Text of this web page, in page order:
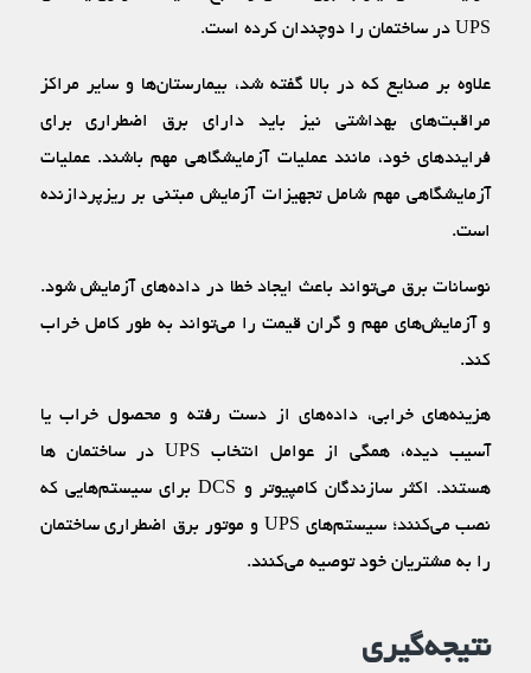
UPS در ساختمان را دوچندان کرده است.
علاوه بر صنایع که در بالا گفته شد، بیمارستان‌ها و سایر مراکز
مراقبت‌های بهداشتی نیز باید دارای برق اضطراری برای
فرایند‌های خود، مانند عملیات آزمایشگاهی مهم باشند. عملیات
آزمایشگاهی مهم شامل تجهیزات آزمایش مبتنی بر ریزپردازنده
است.
نوسانات برق می‌تواند باعث ایجاد خطا در داده‌‌های آزمایش شود.
و آزمایش‌های مهم و گران قیمت را می‌تواند به طور کامل خراب
کند.
هزینه‌‌های خرابی، داده‌‌های از دست رفته و محصول خراب یا
آسیب دیده، همگی از عوامل انتخاب UPS در ساختمان ها
هستند. اکثر سازندگان کامپیوتر و DCS برای سیستم‌هایی که
نصب می‌کنند؛ سیستم‌های UPS و موتور برق اضطراری ساختمان
را به مشتریان خود توصیه می‌کنند.
نتیجه‌گیری